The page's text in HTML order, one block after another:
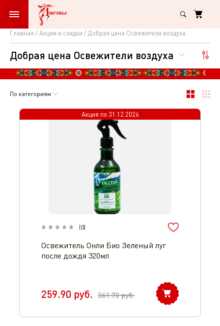
Главная Акции и скидки Добрая цена Освежители воздуха
Добрая
цена
Освежители
воздуха
Добрая цена Освежители воздуха
По категориям
Акция по 31.12.2026
(0)
Освежитель Онли Био Зеленый луг
после дождя 320мл
259.90 руб. 361.70руб.